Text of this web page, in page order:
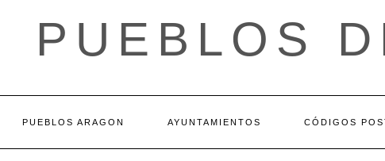
PUEBLOS
PUEBLOS ARAGON AYUNTAMIENTOS CÓDIGOS